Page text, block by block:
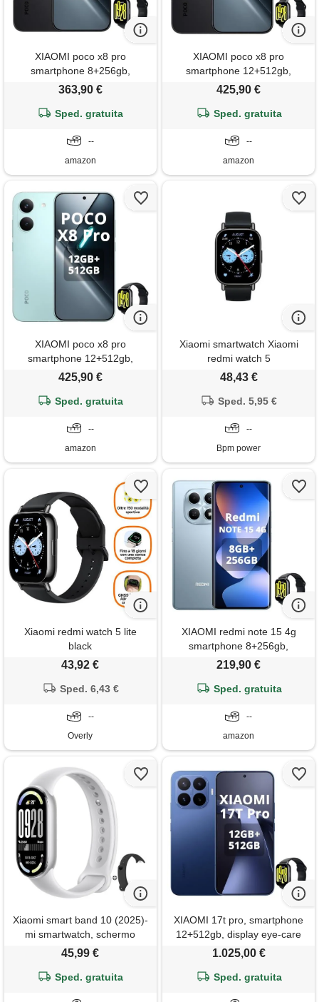
XIAOMI poco x8 pro
smartphone 8+256gb,
processore dimensity 8500-
sensore sony imx882 da 50
mp, nero, incluso smart watch
363,90 €
Sped. gratuita
--
amazon
XIAOMI poco x8 pro
smartphone 12+512gb,
processore dimensity 8500-
sensore sony imx882 da 50
mp, nero, incluso smart watch
425,90 €
Sped. gratuita
--
amazon
XIAOMI poco x8 pro
smartphone 12+512gb,
processore dimensity 8500-
sensore sony imx882 da 50
mp, verde, incluso smart
watch
425,90 €
Sped. gratuita
--
amazon
Xiaomi smartwatch Xiaomi
redmi watch 5
lite/48.2mm/1.83''nero
48,43 €
Sped. 5,95 €
--
Bpm power
Xiaomi redmi watch 5 lite
black
43,92 €
Sped. 6,43 €
--
Overly
XIAOMI redmi note 15 4g
smartphone 8+256gb,
schermo amoled fhd+ 6,77,
fotocamera da 108mp,
ghiacciaio, incluso smart
watch
219,90 €
Sped. gratuita
--
amazon
Xiaomi smart band 10 (2025)-
mi smartwatch, schermo
amoled 1,72, autonomia 21
monitoraggio della frequenza
45,99 €
Sped. gratuita
XIAOMI 17t pro, smartphone
12+512gb, display eye-care
da 6,83 a 144hz, batteria al
(tip), teleobiettivo leica 5x,
1.025,00 €
Sped. gratuita